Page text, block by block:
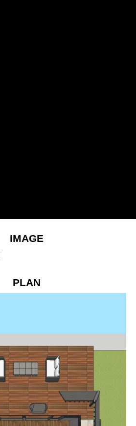
IMAGE
PLAN